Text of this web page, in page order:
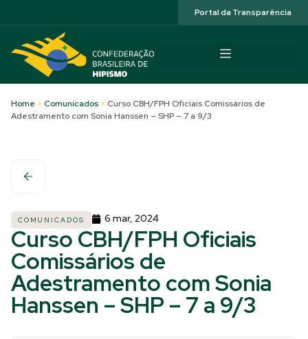
Portal da Transparência
Home > Comunicados > Curso CBH/FPH Oficiais Comissários de
Adestramento com Sonia Hanssen – SHP – 7 a 9/3
COMUNICADOS 6 mar, 2024
Curso CBH/FPH Oficiais
Comissários de
Adestramento com Sonia
Hanssen – SHP – 7 a 9/3